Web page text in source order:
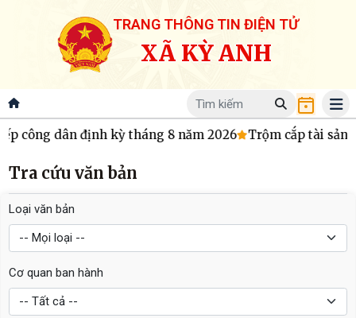
TRANG THÔNG TIN ĐIỆN TỬ
XÃ KỲ ANH
công dân định kỳ tháng 8 năm 2026 Trộm cắp tài sản
Tra cứu văn bản
Loại văn bản
Cơ quan ban hành